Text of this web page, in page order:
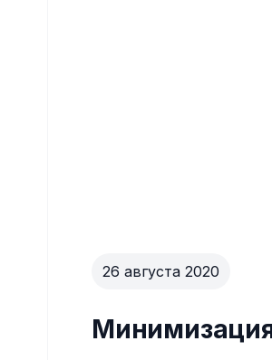
26 августа 2020